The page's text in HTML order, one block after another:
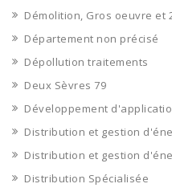
Démolition, Gros oeuvre et
Département non précisé
Dépollution traitements
Deux Sèvres 79
Développement
Distribution et gestion
Distribution et gestion
Distribution Spécialisée